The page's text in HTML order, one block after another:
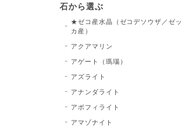
石から選ぶ
★ゼコ産水晶（ゼコデソウザ／ゼッ
カ産）
アクアマリン
アゲート（瑪瑙）
アズライト
アナンダライト
アポフィライト
アマゾナイト